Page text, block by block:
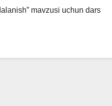
mavzusi uchun dars